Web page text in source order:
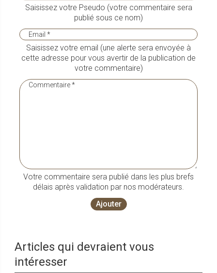
Saisissez votre Pseudo (votre commentaire sera
publié sous ce nom)
Saisissez votre email (une alerte sera envoyée à
cette adresse pour vous avertir de la publication de
votre commentaire)
Votre commentaire sera publié dans les plus brefs
délais après validation par nos modérateurs.
Ajouter
Articles qui devraient vous
intéresser